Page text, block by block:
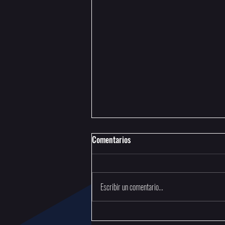
Torneo Selectivo Nacional - Clash
Comentarios
Escribir un comentario...